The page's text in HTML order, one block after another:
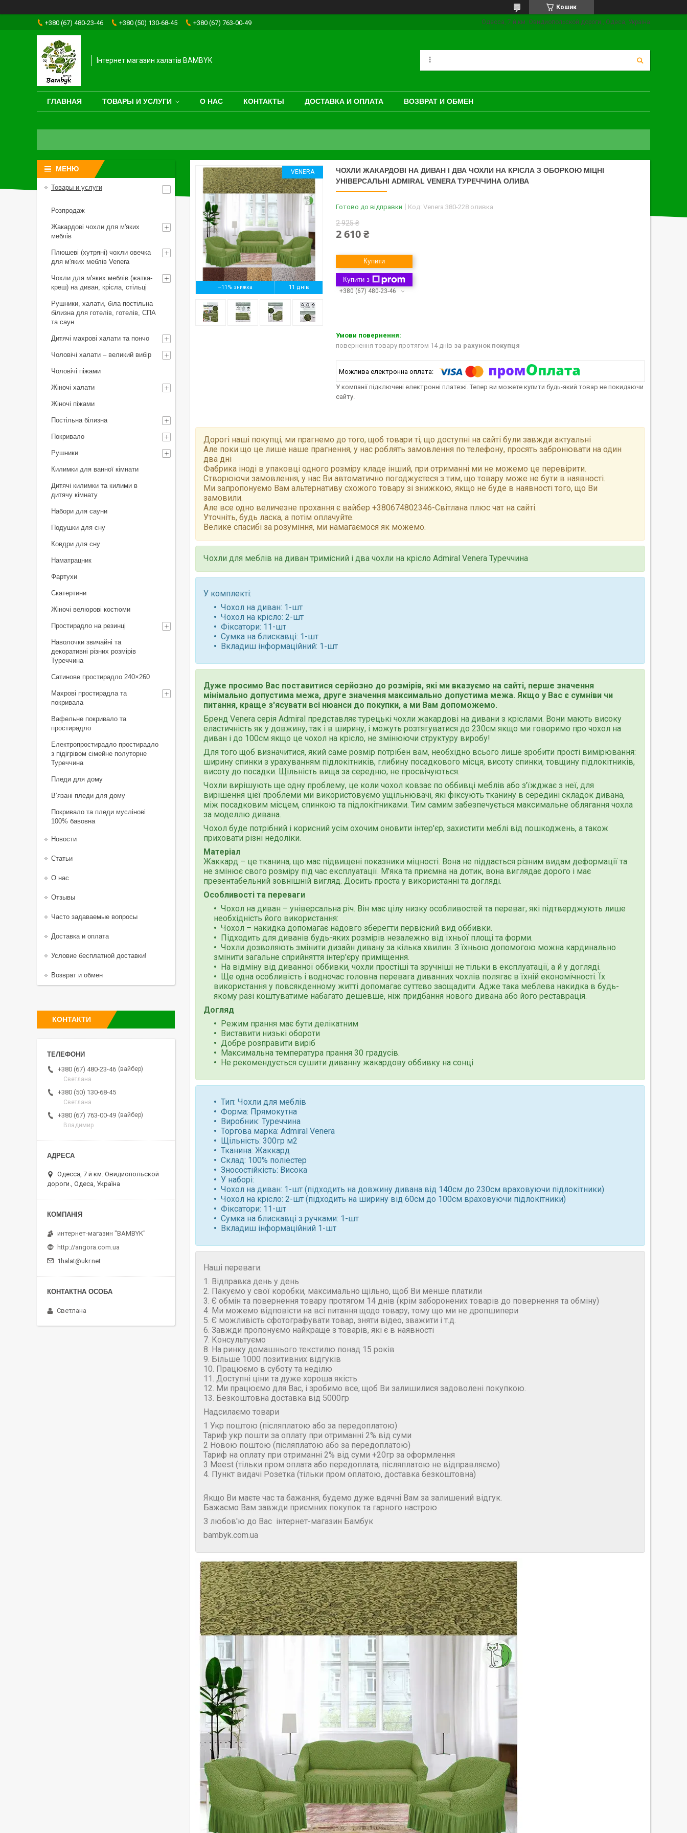
Кошик
+380 (67) 480-23-46 +380 (50) 130-68-45 +380 (67) 763-00-49 Одесса, 7 й км. Овидиопольской дороги., Одеса, Україна
Інтернет магазин халатів BAMBYK
ГЛАВНАЯ ТОВАРЫ И УСЛУГИ О НАС КОНТАКТЫ ДОСТАВКА И ОПЛАТА ВОЗВРАТ И ОБМЕН
–11% 11 днів
VENERA
ЧОХЛИ ЖАКАРДОВІ НА ДИВАН І ДВА ЧОХЛИ НА КРІСЛА З ОБОРКОЮ МІЦНІ
УНІВЕРСАЛЬНІ ADMIRAL VENERA ТУРЕЧЧИНА ОЛИВА
Готово до відправки Код: Venera 380-228 оливка
2 925 ₴
2 610 ₴
Купити
Купити з
+380 (67) 480-23-46
повернення товару протягом 14 днів за рахунок покупця
У компанії підключені електронні платежі. Тепер ви можете купити будь-який товар не покидаючи
сайту.
Дорогі наші покупці, ми прагнемо до того, щоб товари ті, що доступні на сайті були завжди актуальні
Але поки що це лише наше прагнення, у нас роблять замовлення по телефону, просять забронювати на один
два дні
Фабрика іноді в упаковці одного розміру кладе інший, при отриманні ми не можемо це перевірити.
Створюючи замовлення, у нас Ви автоматично погоджуєтеся з тим, що товару може не бути в наявності.
Ми запропонуємо Вам альтернативу схожого товару зі знижкою, якщо не буде в наявності того, що Ви
замовили.
Але все одно величезне прохання є вайбер +380674802346-Світлана плюс чат на сайті.
Уточніть, будь ласка, а потім оплачуйте.
Велике спасибі за розуміння, ми намагаємося як можемо.
Чохли для меблів на диван тримісний і два чохли на крісло Admiral Venera Туреччина
У комплекті:
Чохол на диван: 1-шт
Чохол на крісло: 2-шт
Фіксатори: 11-шт
Сумка на блискавці: 1-шт
Вкладиш інформаційний: 1-шт
Дуже просимо Вас поставитися серйозно до розмірів, які ми вказуємо на сайті, перше значення
мінімально допустима межа, друге значення максимально допустима межа. Якщо у Вас є сумніви чи
питання, краще з'ясувати всі нюанси до покупки, а ми Вам допоможемо.
Бренд Venera серія Admiral представляє турецькі чохли жакардові на дивани з кріслами. Вони мають високу
еластичність як у довжину, так і в ширину, і можуть розтягуватися до 230см якщо ми говоримо про чохол на
диван і до 100см якщо це чохол на крісло, не змінюючи структуру виробу!
Для того щоб визначитися, який саме розмір потрібен вам, необхідно всього лише зробити прості вимірювання:
ширину спинки з урахуванням підлокітників, глибину посадкового місця, висоту спинки, товщину підлокітників,
висоту до посадки. Щільність вища за середню, не просвічуються.
Чохли вирішують ще одну проблему, це коли чохол ковзає по оббивці меблів або з'їжджає з неї, для
вирішення цієї проблеми ми використовуємо ущільнювачі, які фіксують тканину в середині складок дивана,
між посадковим місцем, спинкою та підлокітниками. Тим самим забезпечується максимальне облягання чохла
за моделлю дивана.
Чохол буде потрібний і корисний усім охочим оновити інтер'єр, захистити меблі від пошкоджень, а також
приховати різні недоліки.
Матеріал
Жаккард – це тканина, що має підвищені показники міцності. Вона не піддається різним видам деформації та
не змінює свого розміру під час експлуатації. М'яка та приємна на дотик, вона виглядає дорого і має
презентабельний зовнішній вигляд. Досить проста у використанні та догляді.
Особливості та переваги
Чохол на диван – універсальна річ. Він має цілу низку особливостей та переваг, які підтверджують лише
необхідність його використання:
Чохол – накидка допомагає надовго зберегти первісний вид оббивки.
Підходить для диванів будь-яких розмірів незалежно від їхньої площі та форми.
Чохли дозволяють змінити дизайн дивану за кілька хвилин. З їхньою допомогою можна кардинально
змінити загальне сприйняття інтер'єру приміщення.
На відміну від диванної оббивки, чохли простіші та зручніші не тільки в експлуатації, а й у догляді.
Ще одна особливість і водночас головна перевага диванних чохлів полягає в їхній економічності. Їх
використання у повсякденному житті допомагає суттєво заощадити. Адже така меблева накидка в будь-
якому разі коштуватиме набагато дешевше, ніж придбання нового дивана або його реставрація.
Догляд
Режим прання має бути делікатним
Виставити низькі обороти
Добре розправити виріб
Максимальна температура прання 30 градусів.
Не рекомендується сушити диванну жакардову оббивку на сонці
Тип: Чохли для меблів
Форма: Прямокутна
Виробник: Туреччина
Торгова марка: Admiral Venera
Щільність: 300гр м2
Тканина: Жаккард
Склад: 100% поліестер
Зносостійкість: Висока
У наборі:
Чохол на диван: 1-шт (підходить на довжину дивана від 140см до 230см враховуючи підлокітники)
Чохол на крісло: 2-шт (підходить на ширину від 60см до 100см враховуючи підлокітники)
Фіксатори: 11-шт
Сумка на блискавці з ручками: 1-шт
Вкладиш інформаційний 1-шт
Наші переваги:
1. Відправка день у день
2. Пакуємо у свої коробки, максимально щільно, щоб Ви менше платили
3. Є обмін та повернення товару протягом 14 днів (крім заборонених товарів до повернення та обміну)
4. Ми можемо відповісти на всі питання щодо товару, тому що ми не дропшипери
5. Є можливість сфотографувати товар, зняти відео, зважити і т.д.
6. Завжди пропонуємо найкраще з товарів, які є в наявності
7. Консультуємо
8. На ринку домашнього текстилю понад 15 років
9. Більше 1000 позитивних відгуків
10. Працюємо в суботу та неділю
11. Доступні ціни та дуже хороша якість
12. Ми працюємо для Вас, і зробимо все, щоб Ви залишилися задоволені покупкою.
13. Безкоштовна доставка від 5000гр
Надсилаємо товари
1 Укр поштою (пiсляплатою або за передоплатою)
Тариф укр пошти за оплату при отриманні 2% від суми
2 Новою поштою (пiсляплатою або за передоплатою)
Тариф на оплату при отриманні 2% від суми +20гр за оформлення
3 Meest (тільки пром оплата або передоплата, післяплатою не відправляємо)
4. Пункт видачі Розетка (тільки пром оплатою, доставка безкоштовна)
Якщо Ви маєте час та бажання, будемо дуже вдячні Вам за залишений відгук.
Бажаємо Вам завжди приємних покупок та гарного настрою
З любов'ю до Вас інтернет-магазин Бамбук
bambyk.com.ua
Товары и услуги
Розпродаж
Жакардові чохли для м'яких
меблів
Плюшеві (хутряні) чохли овечка
для м'яких меблів Venera
Чохли для м'яких меблів (жатка-
креш) на диван, крісла, стільці
Рушники, халати, біла постільна
білизна для готелів, готелів, СПА
та саун
Дитячі махрові халати та пончо
Чоловічі халати – великий вибір
Чоловічі піжами
Жіночі халати
Жіночі піжами
Постільна білизна
Покривало
Рушники
Килимки для ванної кімнати
Дитячі килимки та килими в
дитячу кімнату
Набори для сауни
Подушки для сну
Ковдри для сну
Наматрацник
Фартухи
Скатертини
Жіночі велюрові костюми
Простирадло на резинці
Наволочки звичайні та
декоративні різних розмірів
Туреччина
Сатинове простирадло 240×260
Махрові простирадла та
покривала
Вафельне покривало та
простирадло
Електропростирадло простирадло
з підігрівом сімейне полуторне
Туреччина
Пледи для дому
В’язані пледи для дому
Покривало та пледи муслінові
100% бавовна
Новости
Статьи
О нас
Отзывы
Часто задаваемые вопросы
Доставка и оплата
Условие бесплатной доставки!
Возврат и обмен
КОНТАКТИ
+380 (67) 480-23-46
вайбер
Светлана
+380 (50) 130-68-45
Светлана
+380 (67) 763-00-49
вайбер
Владимир
Одесса, 7 й км. Овидиопольской
дороги., Одеса, Україна
интернет-магазин "BAMBYK"
http://angora.com.ua
1halat@ukr.net
Светлана